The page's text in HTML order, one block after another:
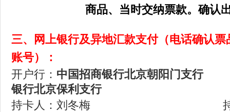
商品、当时交纳票款。确认出票
三、网上银行及异地汇款支付（电话确认
账号）：
开户行： 中国招商银行北京朝阳
银行北京保利支行
持卡人：刘冬梅